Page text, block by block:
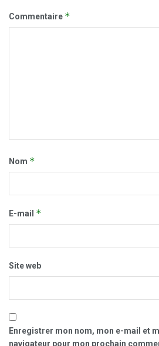
Commentaire *
Nom *
E-mail *
Site web
Enregistrer mon nom, mon e-mail et
navigateur pour mon prochain